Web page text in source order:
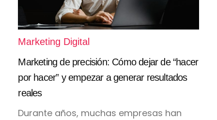
Marketing Digital
Marketing de precisión: Cómo dejar de “hacer
por hacer” y empezar a generar resultados
reales
Durante años, muchas empresas han